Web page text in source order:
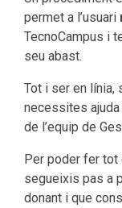
permet a l’usuari
TecnoCampus i
seu abast.
Tot i ser en línia,
necessites
de l’equip de
Per poder fer tot
segueixis pas a
donant i que